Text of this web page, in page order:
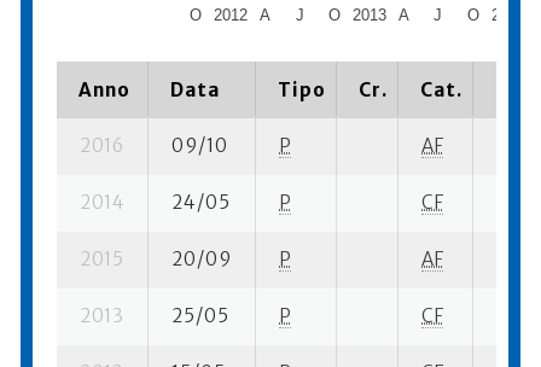
2012 2013 2014
O A J O A J O
Anno Data Tipo Cr. Cat.
2016 09/10 P AF
2014 24/05 P CF
2015 20/09 P AF
2013 25/05 P CF